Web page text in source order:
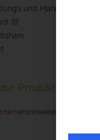
und Handels GmbH
19
Produktsicherheit
- Allgemein